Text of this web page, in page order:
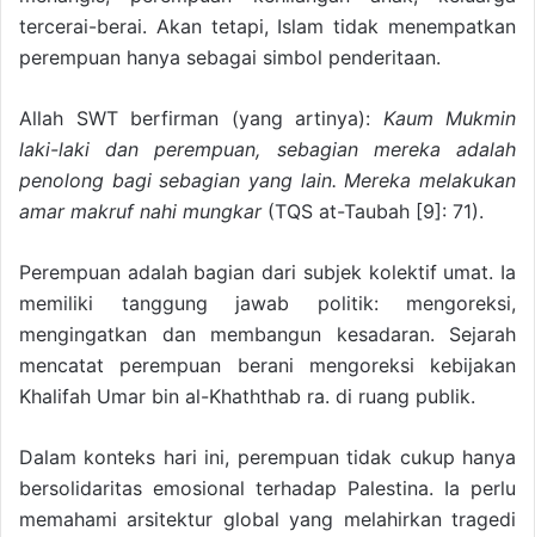
tercerai-berai. Akan tetapi, Islam tidak menempatkan
perempuan hanya sebagai simbol penderitaan.
Allah SWT berfirman (yang artinya): Kaum Mukmin
laki-laki dan perempuan, sebagian mereka adalah
penolong bagi sebagian yang lain. Mereka melakukan
amar makruf nahi mungkar(TQS at-Taubah [9]: 71).
Perempuan adalah bagian dari subjek kolektif umat. Ia
memiliki tanggung jawab politik: mengoreksi,
mengingatkan dan membangun kesadaran. Sejarah
mencatat perempuan berani mengoreksi kebijakan
Khalifah Umar bin al-Khaththab ra. di ruang publik.
Dalam konteks hari ini, perempuan tidak cukup hanya
bersolidaritas emosional terhadap Palestina. Ia perlu
memahami arsitektur global yang melahirkan tragedi